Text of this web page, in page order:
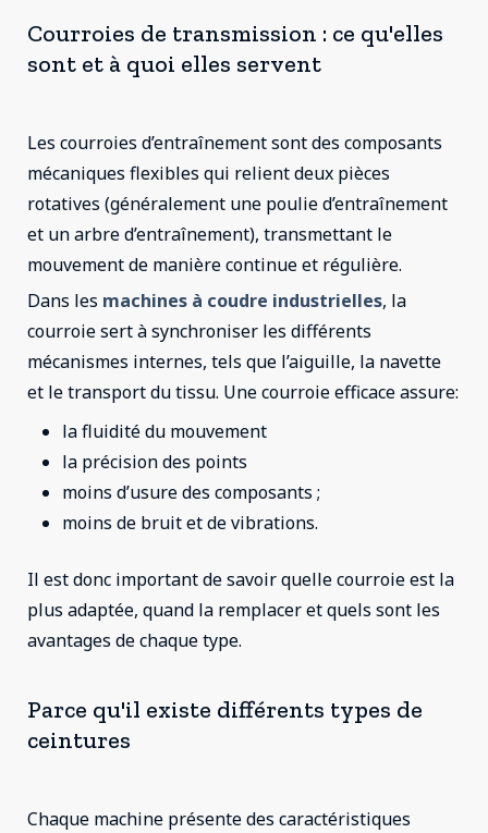
Courroies de transmission : ce qu'elles
sont et à quoi elles servent
Les courroies d’entraînement sont des composants
mécaniques flexibles qui relient deux pièces
rotatives (généralement une poulie d’entraînement
et un arbre d’entraînement), transmettant le
mouvement de manière continue et régulière.
Dans les machines à coudre industrielles, la
courroie sert à synchroniser les différents
mécanismes internes, tels que l’aiguille, la navette
et le transport du tissu. Une courroie efficace assure:
la fluidité du mouvement
la précision des points
moins d’usure des composants ;
moins de bruit et de vibrations.
Il est donc important de savoir quelle courroie est la
plus adaptée, quand la remplacer et quels sont les
avantages de chaque type.
Parce qu'il existe différents types de
ceintures
Chaque machine présente des caractéristiques